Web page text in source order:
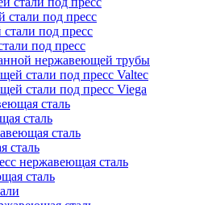
под пресс
под пресс
под пресс
нержавеющей трубы
стали под пресс Valtec
стали под пресс Viega
сталь
сталь
сталь
сталь
нержавеющая сталь
сталь